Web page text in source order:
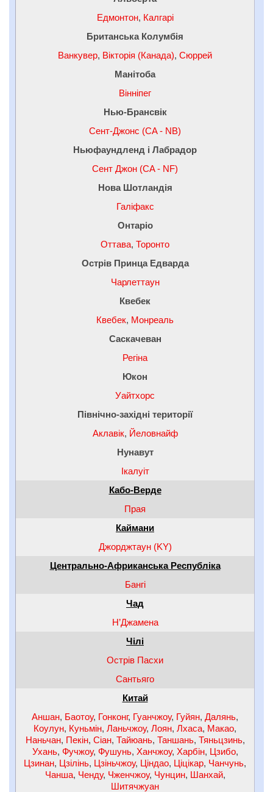
Едмонтон, Калгарі
Британська Колумбія
Ванкувер, Вікторія (Канада), Сюррей
Манітоба
Вінніпег
Нью-Брансвік
Сент-Джонс (CA - NB)
Ньюфаундленд і Лабрадор
Сент Джон (CA - NF)
Нова Шотландія
Галіфакс
Онтаріо
Оттава, Торонто
Острів Принца Едварда
Чарлеттаун
Квебек
Квебек, Монреаль
Саскачеван
Регіна
Юкон
Уайтхорс
Північно-західні території
Аклавік, Йеловнайф
Нунавут
Ікалуіт
Кабо-Верде
Прая
Каймани
Джорджтаун (KY)
Центрально-Африканська Республіка
Бангі
Чад
Н’Джамена
Чілі
Острів Пасхи
Сантьяго
Китай
Аншан, Баотоу, Гонконг, Гуанчжоу, Гуйян, Далянь,
Коулун, Куньмін, Ланьчжоу, Лоян, Лхаса, Макао,
Наньчан, Пекін, Сіан, Тайюань, Таншань, Тяньцзинь,
Ухань, Фучжоу, Фушунь, Ханчжоу, Харбін, Цзибо,
Цзинан, Цзілінь, Цзіньчжоу, Ціндао, Ціцікар, Чанчунь,
Чанша, Ченду, Чженчжоу, Чунцин, Шанхай,
Шитячжуан